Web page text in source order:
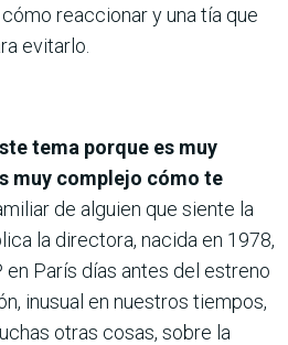
reaccionar y una tía que
evitarlo.
tema porque es muy
muy complejo cómo te
de alguien que siente la
la directora, nacida en 1978,
en París días antes del estreno
inusual en nuestros tiempos,
otras cosas, sobre la